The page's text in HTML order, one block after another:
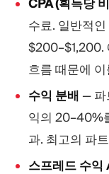
CPA (획득당
수료. 일반적
$200–$1,200.
흐름 때문에
수익 분배 — 파
익의 20–40%
과. 최고의 파
스프레드 수익